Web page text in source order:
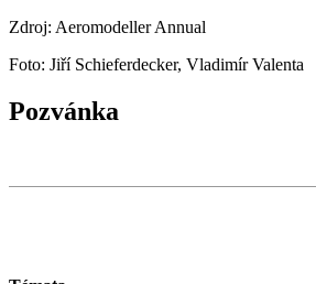
Zdroj: Aeromodeller Annual
Foto: Jiří Schieferdecker, Vladimír Valenta
Pozvánka